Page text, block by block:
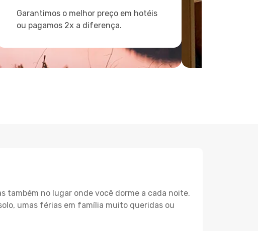
Garantimos o melhor preço em hotéis
ou pagamos 2x a diferença.
também no lugar onde você dorme a cada noite.
umas férias em família muito queridas ou